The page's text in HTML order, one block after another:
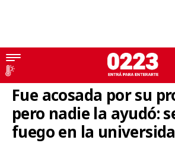
Horror
Fue acosada por su
pero nadie la ayudó:
fuego en la